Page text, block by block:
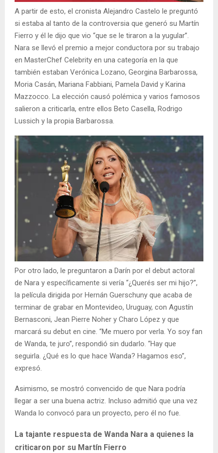
A partir de esto, el cronista Alejandro Castelo le preguntó
si estaba al tanto de la controversia que generó su Martín
Fierro y él le dijo que vio “que se le tiraron a la yugular”.
Nara se llevó el premio a mejor conductora por su trabajo
en MasterChef Celebrity en una categoría en la que
también estaban Verónica Lozano, Georgina Barbarossa,
Moria Casán, Mariana Fabbiani, Pamela David y Karina
Mazzocco. La elección causó polémica y varios famosos
salieron a criticarla, entre ellos Beto Casella, Rodrigo
Lussich y la propia Barbarossa.
Por otro lado, le preguntaron a Darín por el debut actoral
de Nara y específicamente si vería “¿Querés ser mi hijo?”,
la película dirigida por Hernán Guerschuny que acaba de
terminar de grabar en Montevideo, Uruguay, con Agustín
Bernasconi, Jean Pierre Noher y Charo López y que
marcará su debut en cine. “Me muero por verla. Yo soy fan
de Wanda, te juro”, respondió sin dudarlo. “Hay que
seguirla. ¿Qué es lo que hace Wanda? Hagamos eso”,
expresó.
Asimismo, se mostró convencido de que Nara podría
llegar a ser una buena actriz. Incluso admitió que una vez
Wanda lo convocó para un proyecto, pero él no fue.
La tajante respuesta de Wanda Nara a quienes la
criticaron por su Martín Fierro